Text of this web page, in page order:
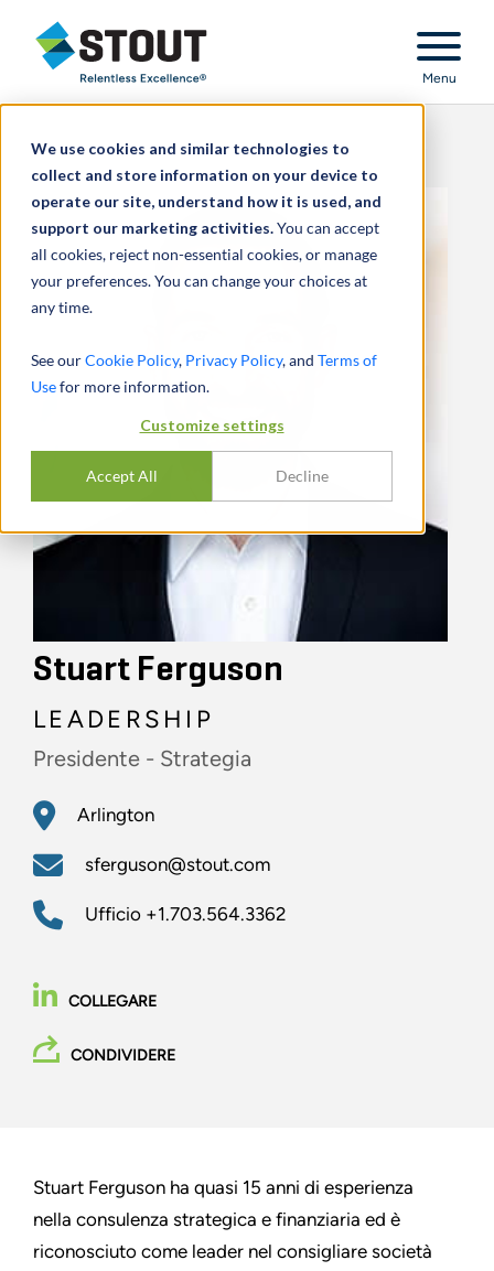
We use cookies and similar technologies to
collect and store information on your device to
operate our site, understand how it is used, and
support our marketing activities.You can accept
all cookies, reject non-essential cookies, or manage
your preferences. You can change your choices at
any time.
See ourCookie Policy, Privacy Policy, and Terms of
Usefor more information.
Customize settings
Accept All Decline
Stout Relentless Excellence
Menu
Stuart Ferguson
LEADERSHIP
Presidente - Strategia
Arlington
sferguson@stout.com
Ufficio +1.703.564.3362
COLLEGARE
CONDIVIDERE
Stuart Ferguson ha quasi 15 anni di esperienza
nella consulenza strategica e finanziaria ed è
riconosciuto come leader nel consigliare società